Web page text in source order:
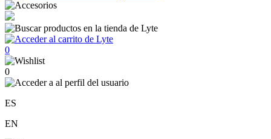
0
0
ES
EN